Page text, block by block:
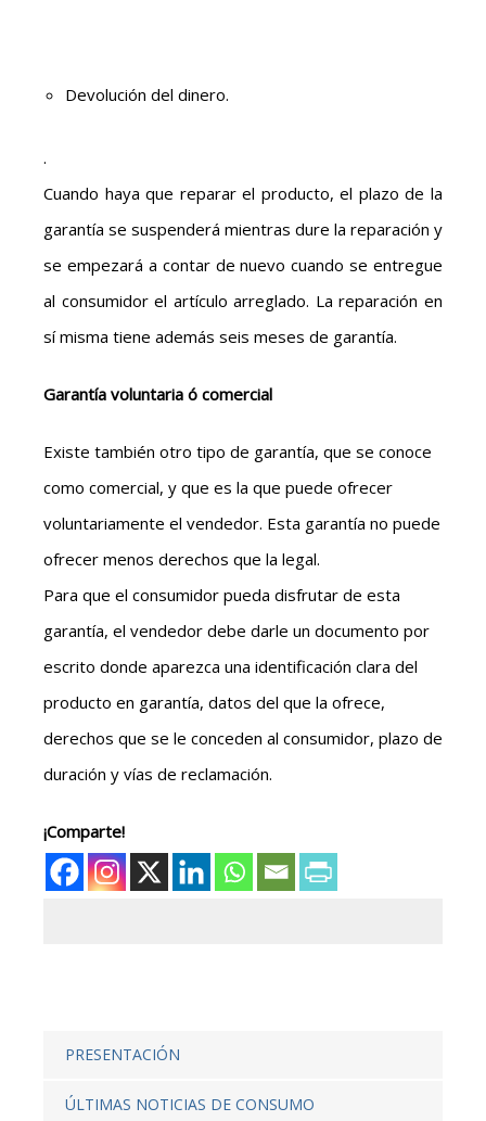
Devolución del dinero.
.
Cuando haya que reparar el producto, el plazo de la
garantía se suspenderá mientras dure la reparación y
se empezará a contar de nuevo cuando se entregue
al consumidor el artículo arreglado. La reparación en
sí misma tiene además seis meses de garantía.
Garantía voluntaria ó comercial
Existe también otro tipo de garantía, que se conoce
como comercial, y que es la que puede ofrecer
voluntariamente el vendedor. Esta garantía no puede
ofrecer menos derechos que la legal.
Para que el consumidor pueda disfrutar de esta
garantía, el vendedor debe darle un documento por
escrito donde aparezca una identificación clara del
producto en garantía, datos del que la ofrece,
derechos que se le conceden al consumidor, plazo de
duración y vías de reclamación.
¡Comparte!
PRESENTACIÓN
ÚLTIMAS NOTICIAS DE CONSUMO